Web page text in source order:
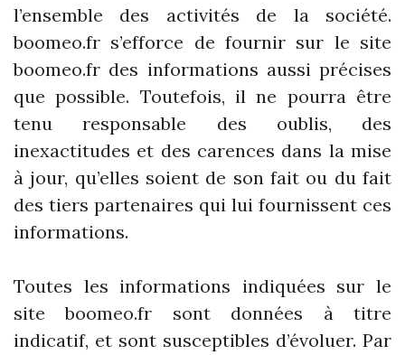
l’ensemble des activités de la société.
boomeo.fr s’efforce de fournir sur le site
boomeo.fr des informations aussi précises
que possible. Toutefois, il ne pourra être
tenu responsable des oublis, des
inexactitudes et des carences dans la mise
à jour, qu’elles soient de son fait ou du fait
des tiers partenaires qui lui fournissent ces
informations.
Toutes les informations indiquées sur le
site boomeo.fr sont données à titre
indicatif, et sont susceptibles d’évoluer. Par